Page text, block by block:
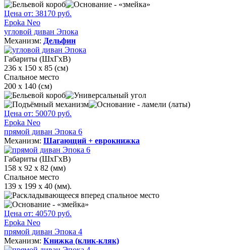
Цена от: 38170 руб.
Epoka Neo
угловой диван Эпока
Механизм: Дельфин
Габариты (ШхГхВ)
236 х 150 х 85 (см)
Спальное место
200 х 140 (см)
Цена от: 50070 руб.
Epoka Neo
прямой диван Эпока 6
Механизм: Шагающий + еврокнижка
Габариты (ШхГхВ)
158 х 92 х 82 (мм)
Спальное место
139 х 199 х 40 (мм).
Цена от: 40570 руб.
Epoka Neo
прямой диван Эпока 4
Механизм: Книжка (клик-кляк)